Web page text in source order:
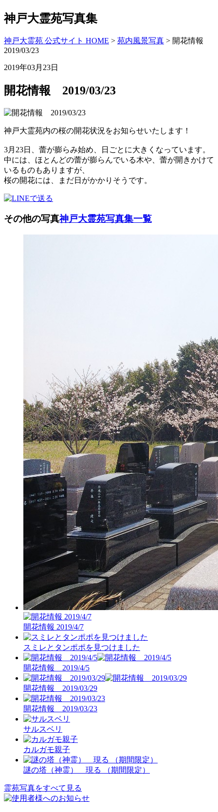
神戸大霊苑写真集
神戸大霊苑 公式サイト HOME > 苑内風景写真 > 開花情報
2019/03/23
2019年03月23日
開花情報 2019/03/23
神戸大霊苑内の桜の開花状況をお知らせいたします！
3月23日、蕾が膨らみ始め、日ごとに大きくなっています。
中には、ほとんどの蕾が膨らんでいる木や、蕾が開きかけて
いるものもありますが、
桜の開花には、まだ日がかかりそうです。
その他の写真神戸大霊苑写真集一覧
開花情報 2019/4/7
スミレとタンポポを見つけました
開花情報 2019/4/5
開花情報 2019/03/29
開花情報 2019/03/23
サルスベリ
カルガモ親子
謎の塔（神霊） 現る （期間限定）
霊苑写真をすべて見る